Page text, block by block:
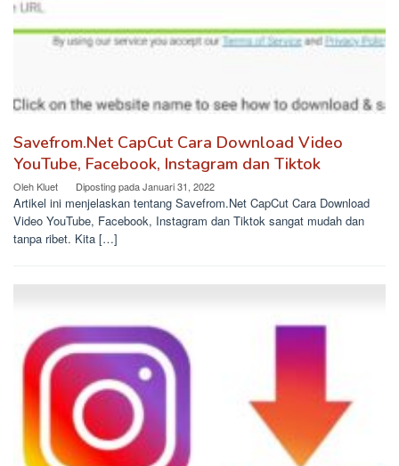
Savefrom.Net CapCut Cara Download Video
YouTube, Facebook, Instagram dan Tiktok
Oleh Kluet Diposting padaJanuari 31, 2022
Artikel ini menjelaskan tentang Savefrom.Net CapCut Cara Download
Video YouTube, Facebook, Instagram dan Tiktok sangat mudah dan
tanpa ribet. Kita […]